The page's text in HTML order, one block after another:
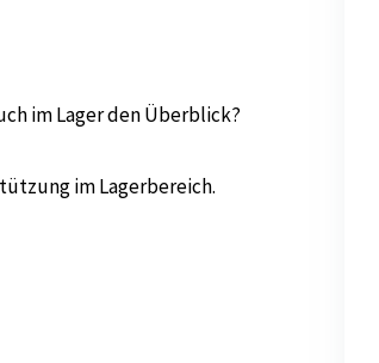
im Lager den Überblick?
im Lagerbereich.